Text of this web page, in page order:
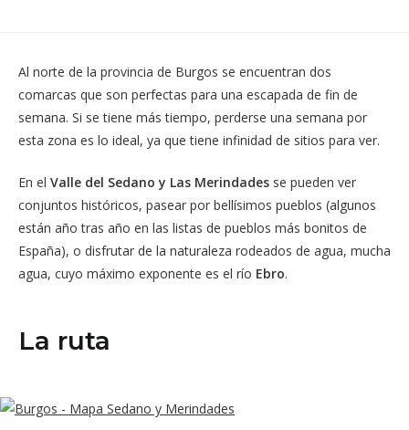
Al norte de la provincia de Burgos se encuentran dos
comarcas que son perfectas para una escapada de fin de
semana. Si se tiene más tiempo, perderse una semana por
esta zona es lo ideal, ya que tiene infinidad de sitios para ver.
En el Valle del Sedano y Las Merindades se pueden ver
conjuntos históricos, pasear por bellísimos pueblos (algunos
están año tras año en las listas de pueblos más bonitos de
España), o disfrutar de la naturaleza rodeados de agua, mucha
agua, cuyo máximo exponente es el río Ebro.
La ruta